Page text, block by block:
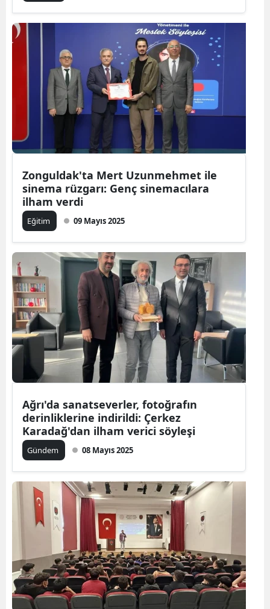
Zonguldak'ta Mert Uzunmehmet ile
sinema rüzgarı: Genç sinemacılara
ilham verdi
Eğitim 09 Mayıs 2025
Ağrı'da sanatseverler, fotoğrafın
derinliklerine indirildi: Çerkez
Karadağ'dan ilham verici söyleşi
Gündem 08 Mayıs 2025